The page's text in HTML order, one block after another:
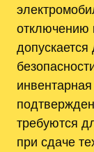
отключению
требуются
при сдаче